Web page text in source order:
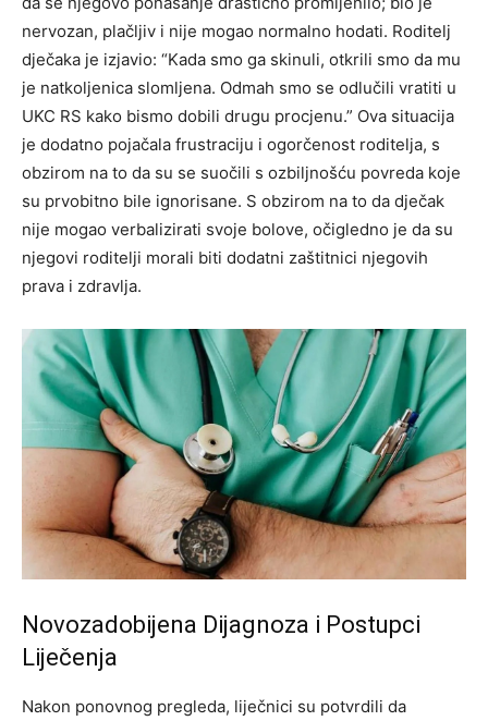
nervozan, plačljiv i nije mogao normalno hodati. Roditelj
dječaka je izjavio: “Kada smo ga skinuli, otkrili smo da mu
je natkoljenica slomljena. Odmah smo se odlučili vratiti u
UKC RS kako bismo dobili drugu procjenu.” Ova situacija
je dodatno pojačala frustraciju i ogorčenost roditelja, s
obzirom na to da su se suočili s ozbiljnošću povreda koje
su prvobitno bile ignorisane. S obzirom na to da dječak
nije mogao verbalizirati svoje bolove, očigledno je da su
njegovi roditelji morali biti dodatni zaštitnici njegovih
prava i zdravlja.
Novozadobijena Dijagnoza i Postupci
Liječenja
Nakon ponovnog pregleda, liječnici su potvrdili da